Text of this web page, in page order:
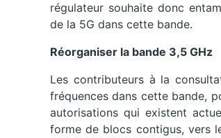
régulateur souhaite donc
de la 5G dans cette bande.
Réorganiser la bande 3,5 GHz
Les contributeurs à la
fréquences dans cette bande,
autorisations qui existent
forme de blocs contigus, vers